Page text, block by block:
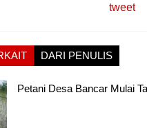
tweet
DARI PENULIS
Petani Desa Bancar Mulai